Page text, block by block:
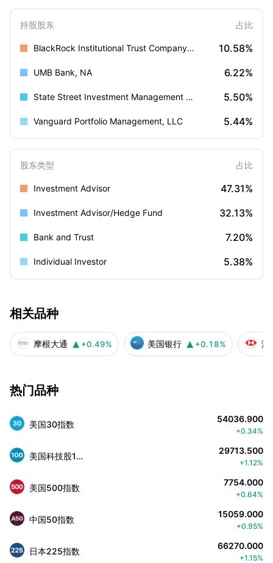
持股股东 占比
BlackRock Institutional Trust Company, N.A. 10.58%
UMB Bank, NA 6.22%
State Street Investment Management (US) 5.50%
Vanguard Portfolio Management, LLC 5.44%
股东类型 占比
Investment Advisor 47.31%
Investment Advisor/Hedge Fund 32.13%
Bank and Trust 7.20%
Individual Investor 5.38%
相关品种
摩根大通  +0.49% 美国银行  +0.18% 汇
热门品种
美国30指数 54036.900
+0.34%
美国科技股100指数 29713.500
+1.12%
美国500指数 7754.000
+0.64%
中国50指数 15059.000
+0.95%
日本225指数 66270.000
+1.15%